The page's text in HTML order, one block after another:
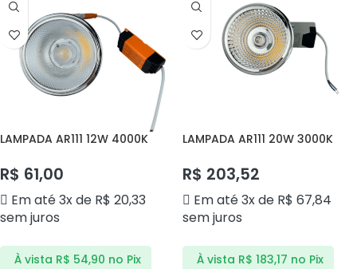
LAMPADA AR111 12W 4000K
R$ 61,00
Em até 3x de R$ 20,33
sem juros
À vista R$ 54,90 no Pix
LAMPADA AR111 20W 3000K
R$ 203,52
Em até 3x de R$ 67,84
sem juros
À vista R$ 183,17 no Pix